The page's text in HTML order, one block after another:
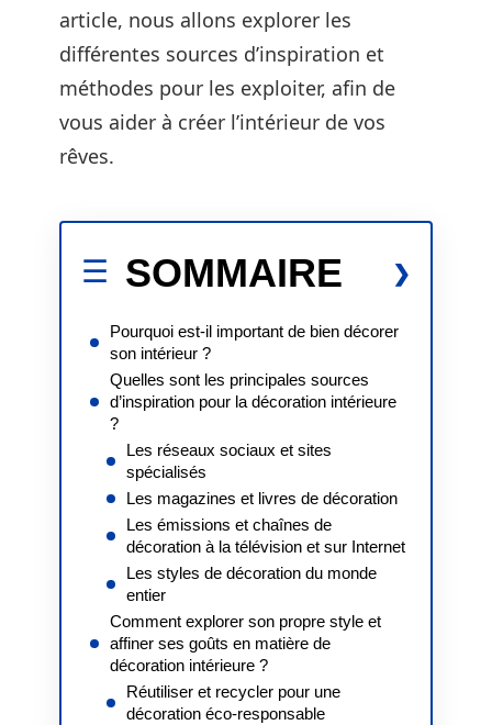
article, nous allons explorer les
différentes sources d’inspiration et
méthodes pour les exploiter, afin de
vous aider à créer l’intérieur de vos
rêves.
SOMMAIRE
Pourquoi est-il important de bien décorer
son intérieur ?
Quelles sont les principales sources
d’inspiration pour la décoration intérieure
?
Les réseaux sociaux et sites
spécialisés
Les magazines et livres de décoration
Les émissions et chaînes de
décoration à la télévision et sur Internet
Les styles de décoration du monde
entier
Comment explorer son propre style et
affiner ses goûts en matière de
décoration intérieure ?
Réutiliser et recycler pour une
décoration éco-responsable